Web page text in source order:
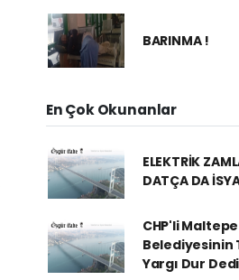
BARINMA !
En Çok Okunanlar
ELEKTRİK
DATÇA DA
CHP'li Maltepe
Belediyesinin
Yargı Dur